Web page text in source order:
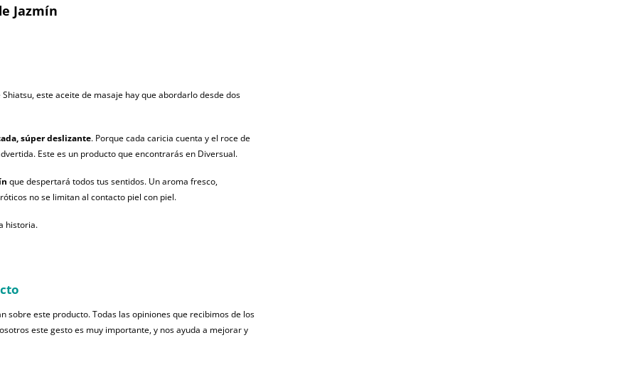
Jazmín
este aceite de masaje hay que abordarlo desde dos
súper deslizante. Porque cada caricia cuenta y el roce de
Este es un producto que encontrarás en Diversual.
que despertará todos tus sentidos. Un aroma fresco,
no se limitan al contacto piel con piel.
historia.
sobre este producto. Todas las opiniones que recibimos de los
este gesto es muy importante, y nos ayuda a mejorar y